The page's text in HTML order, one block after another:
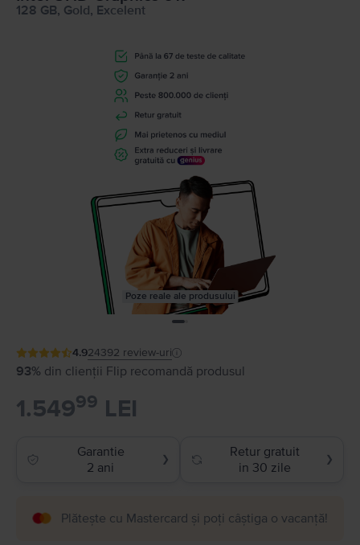
128 GB, Gold, Excelent
Poze reale ale produsului
4.924392 review-uri
93% din clienții Flip recomandă produsul
1.54999 LEI
Garantie
2 ani
❯
Retur gratuit
in 30 zile
❯
Plătește cu Mastercard și poți câștiga o vacanță!